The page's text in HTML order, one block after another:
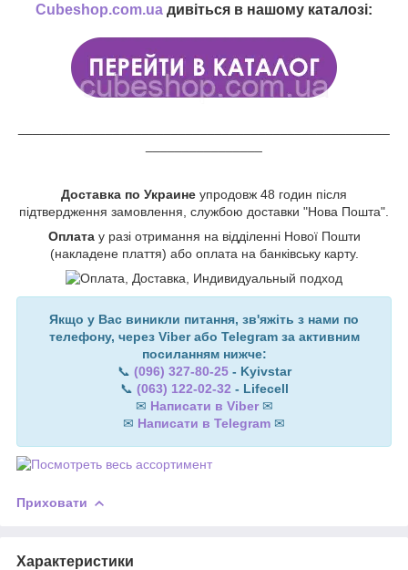
Cubeshop.com.ua дивіться в нашому каталозі:
Доставка по Украине упродовж 48 годин після
підтвердження замовлення, службою доставки "Нова Пошта".
Оплата у разі отримання на відділенні Нової Пошти
(накладене плаття) або оплата на банківську карту.
Якщо у Вас виникли питання, зв'яжіть з нами по
телефону, через Viber або Telegram за активним
посиланням нижче:
📞 (096) 327-80-25- Kyivstar
📞 (063) 122-02-32 - Lifecell
✉ Написати в Viber ✉
✉ Написати в Telegram ✉
Приховати
Характеристики